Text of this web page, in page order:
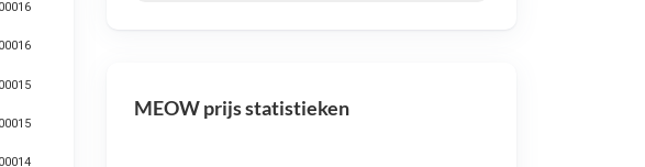
MEOW prijs statistieken